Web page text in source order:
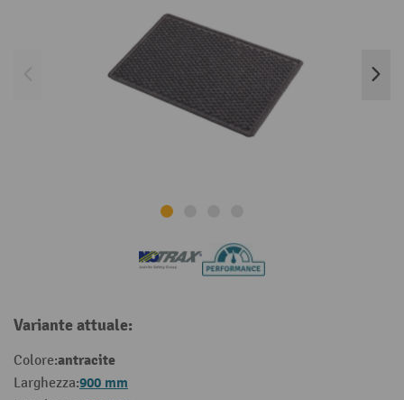
Variante attuale:
Colore:antracite
Larghezza:900 mm